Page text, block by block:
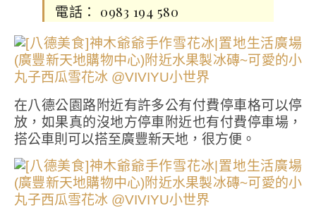
電話： 0983 194 580
在八德公園路附近有許多公有付費停車格可以停
放，如果真的沒地方停車附近也有付費停車場，
搭公車則可以搭至廣豐新天地，很方便。